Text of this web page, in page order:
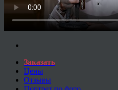
Заказать
Цены
Отзывы